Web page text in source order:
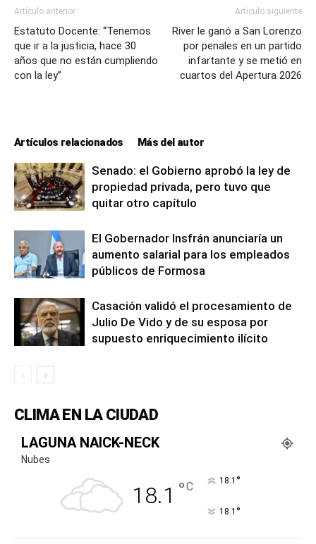
Artículo anterior
Estatuto Docente: “Tenemos
que ir a la justicia, hace 30
años que no están cumpliendo
con la ley”
Artículo siguiente
River le ganó a San Lorenzo
por penales en un partido
infartante y se metió en
cuartos del Apertura 2026
Artículos relacionados Más del autor
Senado: el Gobierno aprobó la ley de
propiedad privada, pero tuvo que
quitar otro capítulo
El Gobernador Insfrán anunciaría un
aumento salarial para los empleados
públicos de Formosa
Casación validó el procesamiento de
Julio De Vido y de su esposa por
supuesto enriquecimiento ilícito
CLIMA EN LA CIUDAD
LAGUNA NAICK-NECK
Nubes
18.1 °C 18.1 °
18.1 °